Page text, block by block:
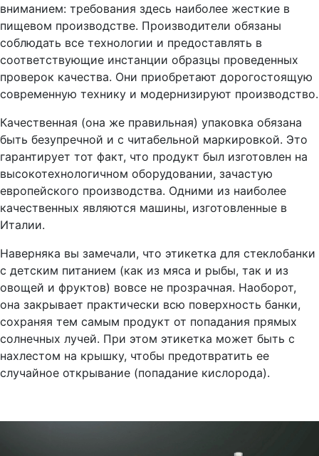
вниманием: требования здесь наиболее жесткие в
пищевом производстве. Производители обязаны
соблюдать все технологии и предоставлять в
соответствующие инстанции образцы проведенных
проверок качества. Они приобретают дорогостоящую
современную технику и модернизируют производство.
Качественная (она же правильная) упаковка обязана
быть безупречной и с читабельной маркировкой. Это
гарантирует тот факт, что продукт был изготовлен на
высокотехнологичном оборудовании, зачастую
европейского производства. Одними из наиболее
качественных являются машины, изготовленные в
Италии.
Наверняка вы замечали, что этикетка для стеклобанки
с детским питанием (как из мяса и рыбы, так и из
овощей и фруктов) вовсе не прозрачная. Наоборот,
она закрывает практически всю поверхность банки,
сохраняя тем самым продукт от попадания прямых
солнечных лучей. При этом этикетка может быть с
нахлестом на крышку, чтобы предотвратить ее
случайное открывание (попадание кислорода).